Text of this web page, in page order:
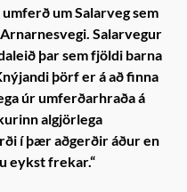
um Salarveg sem
Salarvegur
þar sem fjöldi barna
þörf er á að finna
úr umferðarhraða á
algjörlega
í þær aðgerðir áður en
eykst frekar.“